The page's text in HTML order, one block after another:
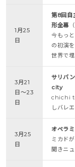
1月25
日
第8回自
形全幕
今もっ
の初演
世界で
3月21
日～23
日
サリバ
city
chichi
しバレ
3月25
日
オペラ
ミカド
聞きニ